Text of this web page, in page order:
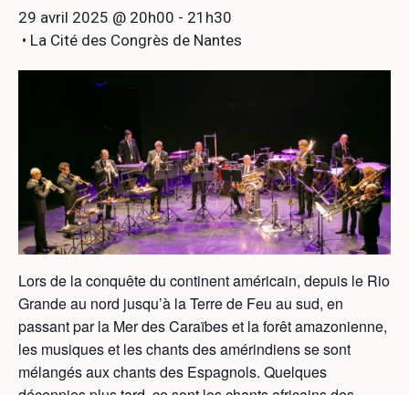
29 avril 2025 @ 20h00 - 21h30
• La Cité des Congrès de Nantes
Lors de la conquête du continent américain, depuis le Rio
Grande au nord jusqu’à la Terre de Feu au sud, en
passant par la Mer des Caraïbes et la forêt amazonienne,
les musiques et les chants des amérindiens se sont
mélangés aux chants des Espagnols. Quelques